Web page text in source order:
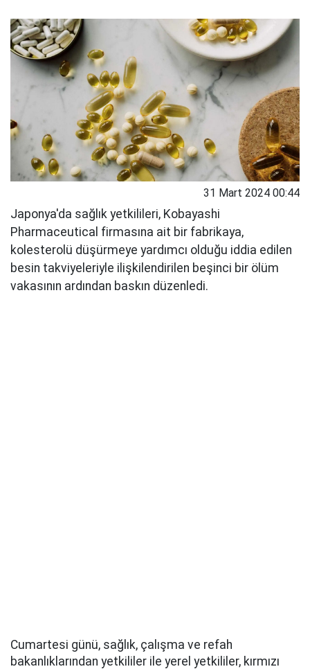
31 Mart 2024 00:44
Japonya'da sağlık yetkilileri, Kobayashi
Pharmaceutical firmasına ait bir fabrikaya,
kolesterolü düşürmeye yardımcı olduğu iddia edilen
besin takviyeleriyle ilişkilendirilen beşinci bir ölüm
vakasının ardından baskın düzenledi.
Cumartesi günü, sağlık, çalışma ve refah
bakanlıklarından yetkililer ile yerel yetkililer, kırmızı